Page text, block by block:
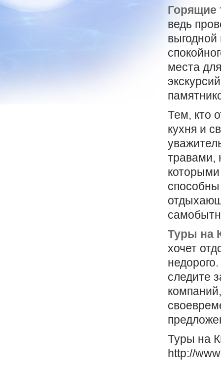
Горящие
ведь
места
Тем, кто
кухня и
травами,
Туры на
хочет
следите
Туры на
http://